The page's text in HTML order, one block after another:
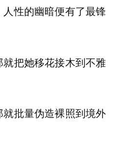
性的幽暗便有了最锋
把她移花接木到不雅
批量伪造裸照到境外